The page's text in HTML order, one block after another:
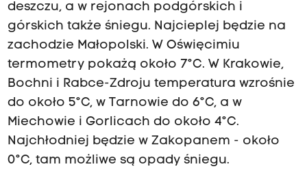
deszczu, a w rejonach podgórskich i
górskich także śniegu. Najcieplej będzie na
zachodzie Małopolski. W Oświęcimiu
termometry pokażą około 7°C. W Krakowie,
Bochni i Rabce-Zdroju temperatura wzrośnie
do około 5°C, w Tarnowie do 6°C, a w
Miechowie i Gorlicach do około 4°C.
Najchłodniej będzie w Zakopanem - około
0°C, tam możliwe są opady śniegu.